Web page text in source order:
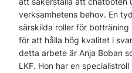
verksamhetens behov. En
särskilda roller för
för att hålla hög kvalitet i
detta arbete är Anja Boban
LKF. Hon har en